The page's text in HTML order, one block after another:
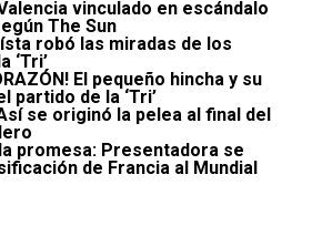
vinculado en escándalo
The Sun
robó las miradas de los
‘Tri’
El pequeño hincha y su
partido de la ‘Tri’
se originó la pelea al final del
la promesa: Presentadora se
de Francia al Mundial